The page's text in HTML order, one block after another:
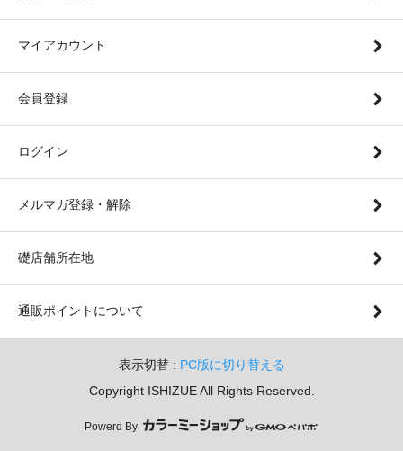
マイアカウント
会員登録
ログイン
メルマガ登録・解除
礎店舗所在地
通販ポイントについて
表示切替 : PC版に切り替える
Copyright ISHIZUE All Rights Reserved.
Powerd By